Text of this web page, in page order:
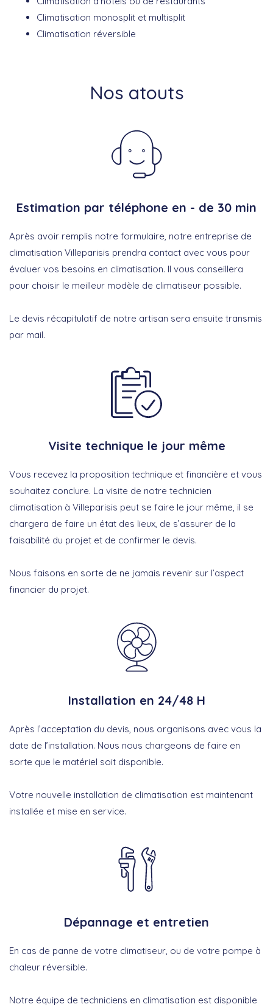
Climatisation monosplit et multisplit
Climatisation réversible
Nos atouts
Estimation par téléphone en - de 30 min
Après avoir remplis notre formulaire, notre entreprise de
climatisation Villeparisis prendra contact avec vous pour
évaluer vos besoins en climatisation. Il vous conseillera
pour choisir le meilleur modèle de climatiseur possible.
Le devis récapitulatif de notre artisan sera ensuite transmis
par mail.
Visite technique le jour même
Vous recevez la proposition technique et financière et vous
souhaitez conclure. La visite de notre technicien
climatisation à Villeparisis peut se faire le jour même, il se
chargera de faire un état des lieux, de s’assurer de la
faisabilité du projet et de confirmer le devis.
Nous faisons en sorte de ne jamais revenir sur l’aspect
financier du projet.
Installation en 24/48 H
Après l’acceptation du devis, nous organisons avec vous la
date de l’installation. Nous nous chargeons de faire en
sorte que le matériel soit disponible.
Votre nouvelle installation de climatisation est maintenant
installée et mise en service.
Dépannage et entretien
En cas de panne de votre climatiseur, ou de votre pompe à
chaleur réversible.
Notre équipe de techniciens en climatisation est disponible